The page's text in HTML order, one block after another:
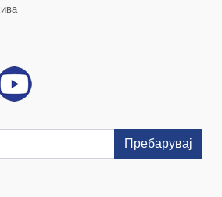
Пребарувај